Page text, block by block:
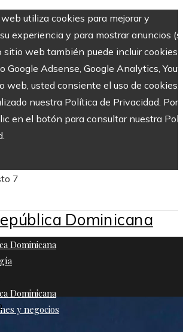
utiliza cookies para mejorar y
experiencia y para mostrar anuncios
sitio web también puede incluir cookies
Google Adsense, Google Analytics,
web, usted consiente el uso de cookies.
nuestra Política de Privacidad. Por
en el botón para consultar nuestra
7
Dominicana
Dominicana
y negocios